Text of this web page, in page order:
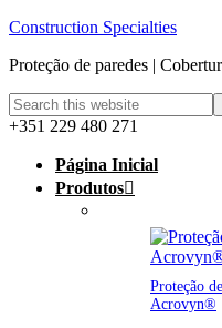
Construction Specialties
Proteção de paredes |
+351 229 480 271
Página Inicial
Produtos
Proteção
Acrovyn®